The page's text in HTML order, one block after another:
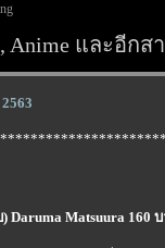
Anime และอีกส
Daruma Matsuura 160